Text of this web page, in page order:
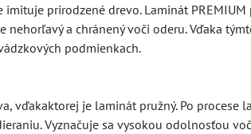
prirodzené drevo. Laminát
a chránený voči oderu. Vďaka
podmienkach.
vďakaktorej je laminát pružný. Po procese
Vyznačuje sa vysokou odolnosťou